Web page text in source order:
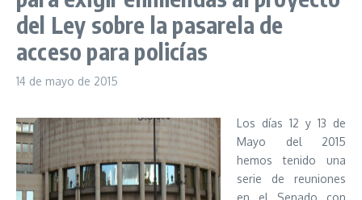
del Ley sobre la pasarela de
acceso para policías
14 de mayo de 2015
Los días 12 y 13 de
Mayo del 2015
hemos tenido una
serie de reuniones
en el Senado con